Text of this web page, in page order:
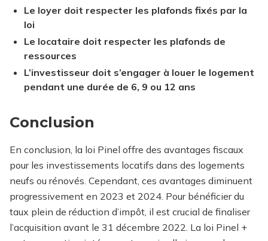
Le loyer doit respecter les plafonds fixés par la
loi
Le locataire doit respecter les plafonds de
ressources
L’investisseur doit s’engager à louer le logement
pendant une durée de 6, 9 ou 12 ans
Conclusion
En conclusion, la loi Pinel offre des avantages fiscaux
pour les investissements locatifs dans des logements
neufs ou rénovés. Cependant, ces avantages diminuent
progressivement en 2023 et 2024. Pour bénéficier du
taux plein de réduction d’impôt, il est crucial de finaliser
l’acquisition avant le 31 décembre 2022. La loi Pinel +